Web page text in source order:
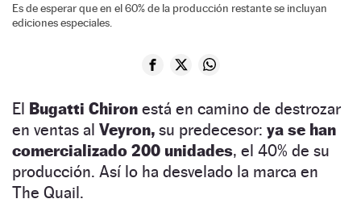
Es de esperar que en el 60% de la producción restante se incluyan
ediciones especiales.
El Bugatti Chiron está en camino de destrozar
en ventas al Veyron, su predecesor: ya se han
comercializado 200 unidades, el 40% de su
producción. Así lo ha desvelado la marca en
The Quail.